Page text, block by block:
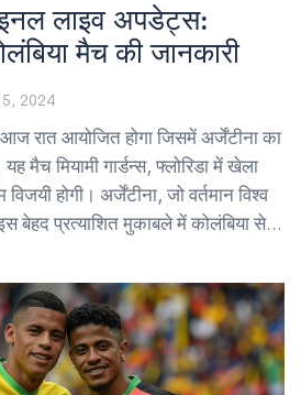
लाइव अपडेट्स:
मैच की जानकारी
2024
रात आयोजित होगा जिसमें अर्जेंटीना का
मैच मियामी गार्डन्स, फ्लोरिडा में खेला
होगी। अर्जेंटीना, जो वर्तमान विश्व
बेहद प्रत्याशित मुकाबले में कोलंबिया से